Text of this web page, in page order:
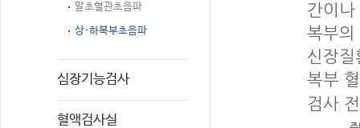
말초혈관초음파
상·하복부초음파
심장기능검사
혈액검사실
간이
복부의
신장
복부
검사